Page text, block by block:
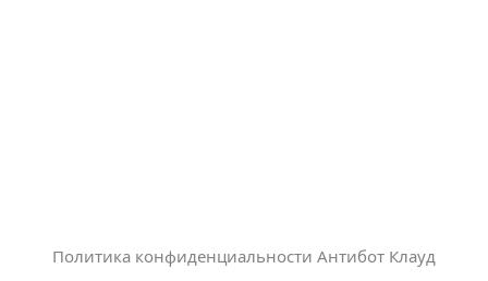
Политика конфиденциальности Антибот Клауд